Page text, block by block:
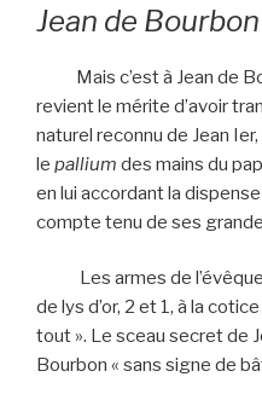
Jean de Bourbon
Mais c’est à Jean de
revient le mérite d’avoir
naturel reconnu de Jean
le pallium des mains du
en lui accordant la
compte tenu de ses
Les armes de l’évêque
de lys d’or, 2 et 1, à la
tout ». Le sceau secret de
Bourbon « sans signe de